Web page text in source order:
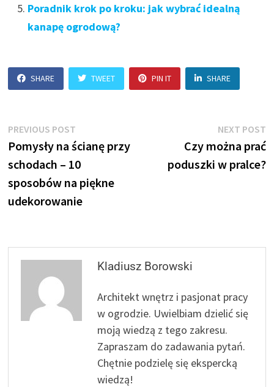
Poradnik krok po kroku: jak wybrać idealną
kanapę ogrodową?
SHARE TWEET PIN IT SHARE
Nawigacja
wpisu
PREVIOUS POST
post:
Pomysły na ścianę przy
schodach – 10
sposobów na piękne
udekorowanie
NEXT POST
Czy można prać
poduszki w pralce?
Kladiusz Borowski
Architekt wnętrz i pasjonat pracy
w ogrodzie. Uwielbiam dzielić się
moją wiedzą z tego zakresu.
Zapraszam do zadawania pytań.
Chętnie podzielę się ekspercką
wiedzą!